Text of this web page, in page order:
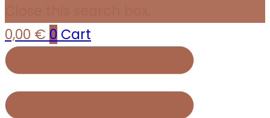
0,00 € 0 Cart